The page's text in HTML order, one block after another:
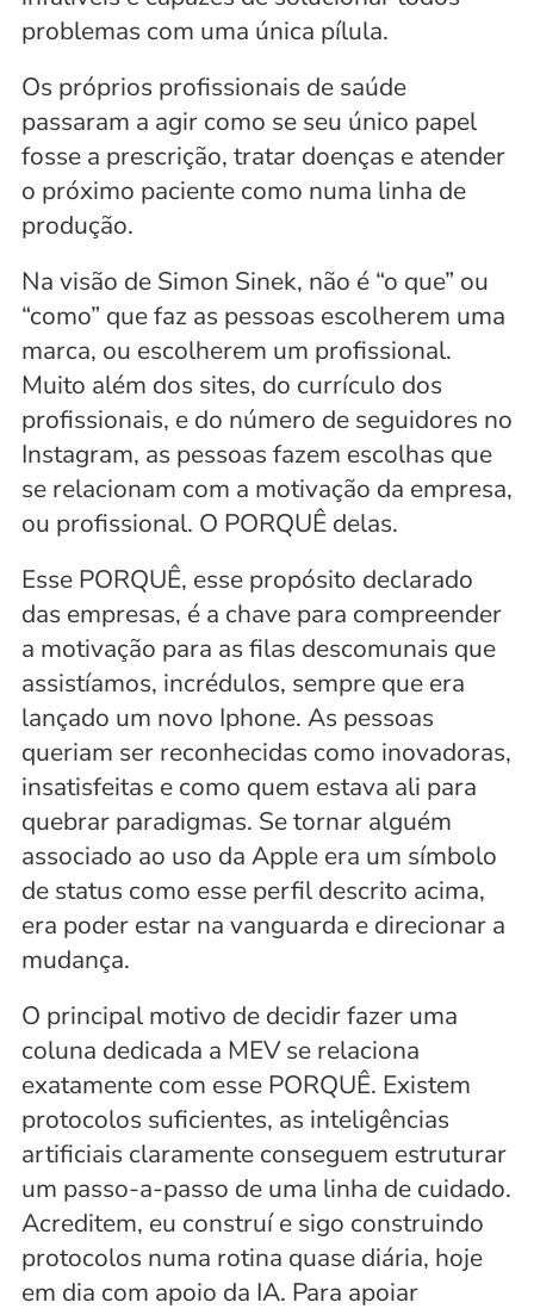
problemas com uma única pílula.
Os próprios profissionais de saúde
passaram a agir como se seu único papel
fosse a prescrição, tratar doenças e atender
o próximo paciente como numa linha de
produção.
Na visão de Simon Sinek, não é “o que” ou
“como” que faz as pessoas escolherem uma
marca, ou escolherem um profissional.
Muito além dos sites, do currículo dos
profissionais, e do número de seguidores no
Instagram, as pessoas fazem escolhas que
se relacionam com a motivação da empresa,
ou profissional. O PORQUÊ delas.
Esse PORQUÊ, esse propósito declarado
das empresas, é a chave para compreender
a motivação para as filas descomunais que
assistíamos, incrédulos, sempre que era
lançado um novo Iphone. As pessoas
queriam ser reconhecidas como inovadoras,
insatisfeitas e como quem estava ali para
quebrar paradigmas. Se tornar alguém
associado ao uso da Apple era um símbolo
de status como esse perfil descrito acima,
era poder estar na vanguarda e direcionar a
mudança.
O principal motivo de decidir fazer uma
coluna dedicada a MEV se relaciona
exatamente com esse PORQUÊ. Existem
protocolos suficientes, as inteligências
artificiais claramente conseguem estruturar
um passo-a-passo de uma linha de cuidado.
Acreditem, eu construí e sigo construindo
protocolos numa rotina quase diária, hoje
em dia com apoio da IA. Para apoiar